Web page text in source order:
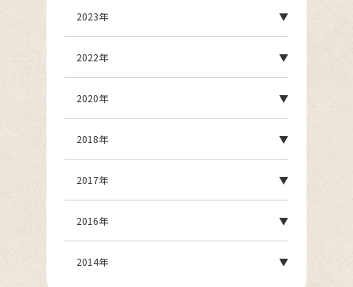
2023年
2022年
2020年
2018年
2017年
2016年
2014年